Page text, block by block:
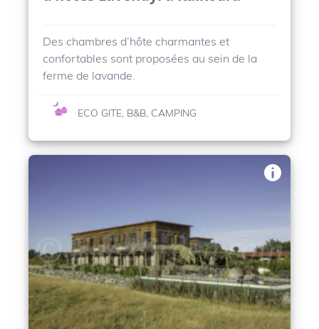
Des chambres d’hôte charmantes et
confortables sont proposées au sein de la
ferme de lavande.
ECO GITE, B&B, CAMPING